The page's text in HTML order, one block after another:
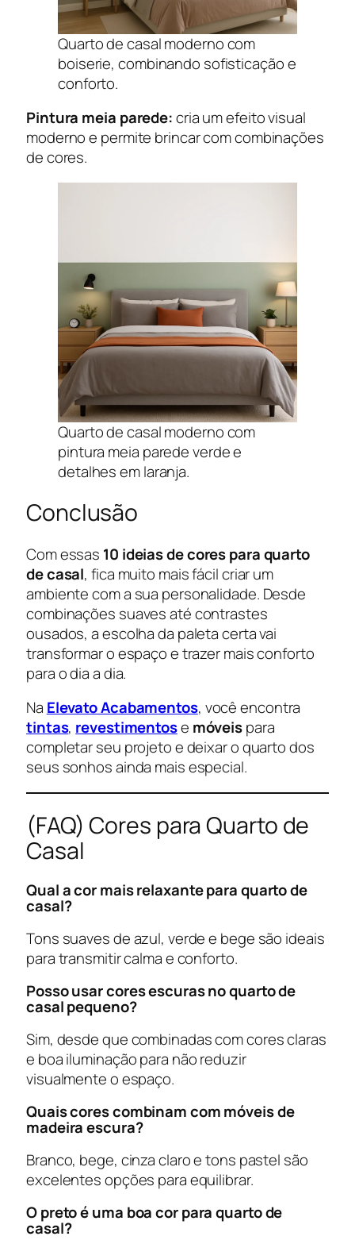
Quarto de casal moderno com
boiserie, combinando sofisticação e
conforto.
Pintura meia parede:cria um efeito visual
moderno e permite brincar com combinações
de cores.
Quarto de casal moderno com
pintura meia parede verde e
detalhes em laranja.
Conclusão
Com essas 10 ideias de cores para quarto
de casal, fica muito mais fácil criar um
ambiente com a sua personalidade. Desde
combinações suaves até contrastes
ousados, a escolha da paleta certa vai
transformar o espaço e trazer mais conforto
para o dia a dia.
Na Elevato Acabamentos, você encontra
tintas, revestimentose móveispara
completar seu projeto e deixar o quarto dos
seus sonhos ainda mais especial.
(FAQ) Cores para Quarto de
Casal
Qual a cor mais relaxante para quarto de
casal?
Tons suaves de azul, verde e bege são ideais
para transmitir calma e conforto.
Posso usar cores escuras no quarto de
casal pequeno?
Sim, desde que combinadas com cores claras
e boa iluminação para não reduzir
visualmente o espaço.
Quais cores combinam com móveis de
madeira escura?
Branco, bege, cinza claro e tons pastel são
excelentes opções para equilibrar.
O preto é uma boa cor para quarto de
casal?